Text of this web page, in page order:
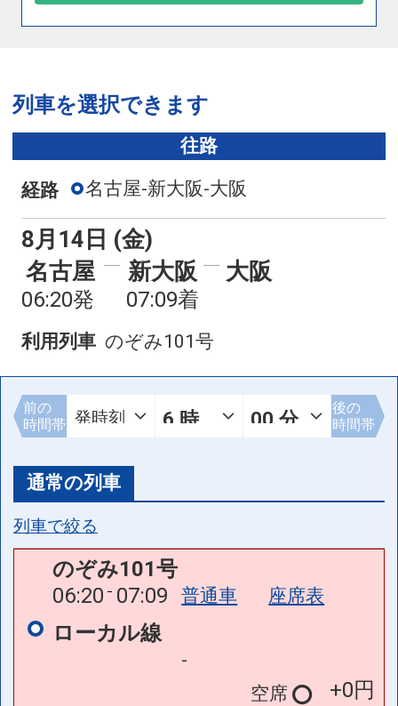
列車を選択できます
往路
経路 名古屋-新大阪-大阪
8月14日 (金)
名古屋
06:20発
新大阪
07:09着
大阪
利用列車 のぞみ101号
前の
時間帯
後の
時間帯
通常の列車
列車で絞る
のぞみ101号
06:20 07:09 普通車 座席表
ローカル線
-
空席
+0円